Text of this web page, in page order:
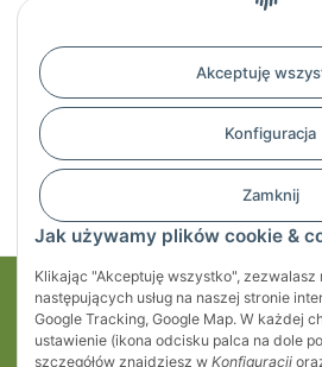
Akceptuję
Konfiguracja
Zamknij
Jak używamy plików cookie &
Klikając "Akceptuję wszystko", zezwalasz
następujących usług na naszej stronie
Google Tracking, Google Map. W każdej
ustawienie (ikona odcisku palca na dole
szczegółów znajdziesz w Konfiguracji
x 42 mm
61,36 zł*
42,82 zł*
Moje konto
Regulaminy